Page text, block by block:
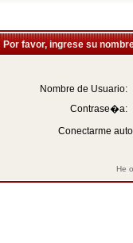
Por favor, ingrese su
Nombre de Usuario:
Contrase�a:
Conectarme
He